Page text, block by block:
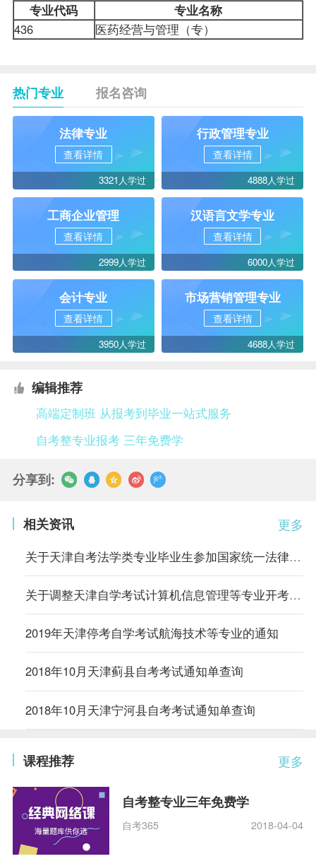
专业代码
专业名称
436
医药经营与管理（专）
热门专业 报名咨询
法律专业
查看详情
3321人学过
行政管理专业
查看详情
4888人学过
工商企业管理
查看详情
2999人学过
汉语言文学专业
查看详情
6000人学过
会计专业
查看详情
3950人学过
市场营销管理专业
查看详情
4688人学过
编辑推荐
高端定制班 从报考到毕业一站式服务
自考整专业报考 三年免费学
分享到:
更多
相关资讯
关于天津自考法学类专业毕业生参加国家统一法律职业资格考试有关规定的通知
关于调整天津自学考试计算机信息管理等专业开考方式的通知
2019年天津停考自学考试航海技术等专业的通知
2018年10月天津蓟县自考考试通知单查询
2018年10月天津宁河县自考考试通知单查询
更多
课程推荐
自考整专业三年免费学
自考365 2018-04-04